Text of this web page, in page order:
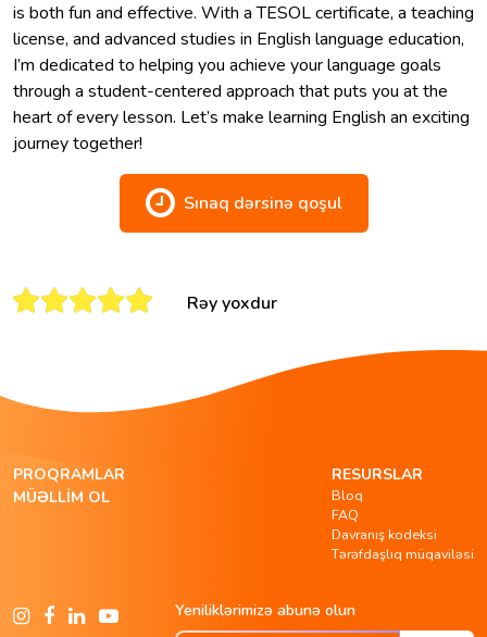
is both fun and effective. With a TESOL certificate, a teaching
license, and advanced studies in English language education,
I’m dedicated to helping you achieve your language goals
through a student-centered approach that puts you at the
heart of every lesson. Let’s make learning English an exciting
journey together!
Sınaq dərsinə qoşul
Rəy yoxdur
PROQRAMLAR
MÜƏLLIM OL
RESURSLAR
Bloq
FAQ
Davranış kodeksi
Tərəfdaşlıq müqaviləsi
Yeniliklərimizə abunə olun